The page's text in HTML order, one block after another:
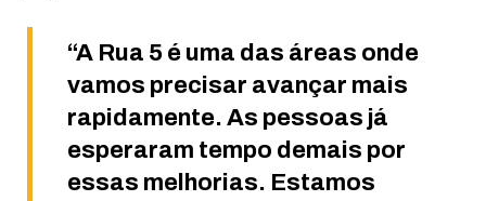
“A Rua 5 é uma das áreas onde
vamos precisar avançar mais
rapidamente. As pessoas já
esperaram tempo demais por
essas melhorias. Estamos